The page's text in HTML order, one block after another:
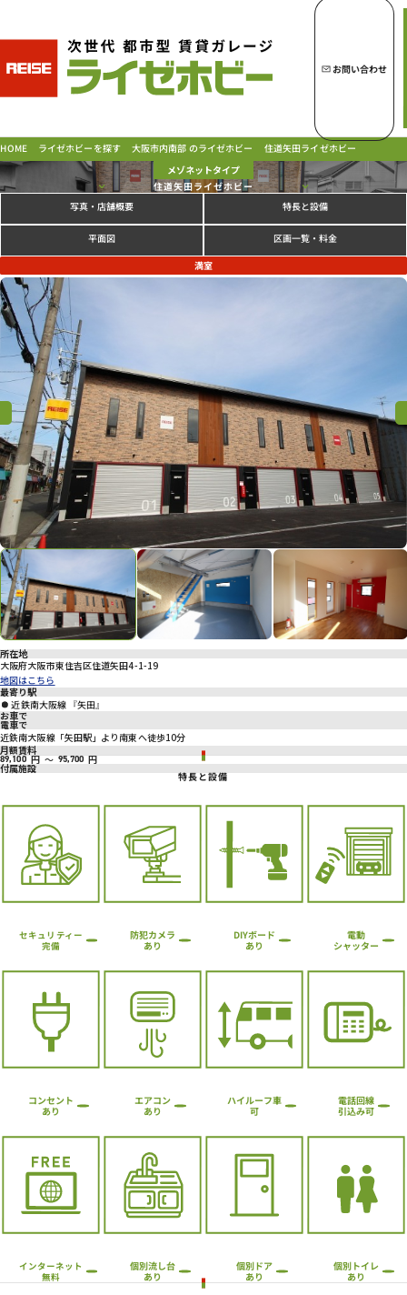
ライゼホビーの魅力
ラインナップ
ご契約の流れ・お支払方法
よくあるご質問
PICK UP!
お問い合わせ
会社概要
特定商取引法に基づく表示
プライバシーポリシー
お問い合わせ
HOME ライゼホビーを探す 大阪市内南部 のライゼホビー 住道矢田ライゼホビー
メゾネットタイプ
住道矢田ライゼホビー
写真・店舗概要 特長と設備
平面図 区画一覧・料金
満室
Previous
所在地
大阪府大阪市東住吉区住道矢田4-1-19
地図はこちら
最寄り駅
近鉄南大阪線 『矢田』
お車で
電車で
近鉄南大阪線「矢田駅」より南東へ徒歩10分
月額賃料
89,100 円 ～ 95,700 円
付属施設
特長と設備
セキュリティー
完備
防犯カメラ
あり
DIYボード
あり
電動
シャッター
コンセント
あり
エアコン
あり
ハイルーフ車
可
電話回線
引込み可
インターネット
無料
個別流し台
あり
個別ドア
あり
個別トイレ
あり